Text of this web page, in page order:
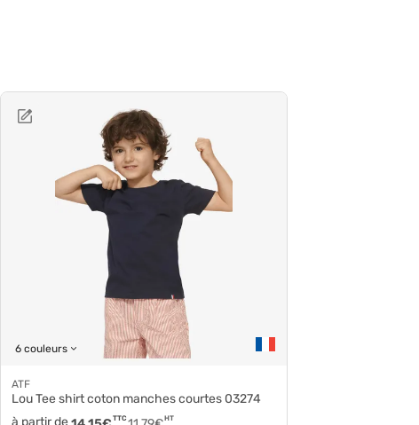
6 couleurs
ATF
Lou Tee shirt coton manches courtes 03274
à partir de
HT
TTC